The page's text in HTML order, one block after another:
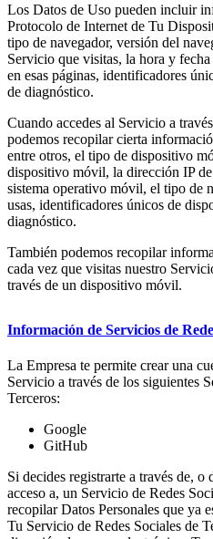
Los Datos de Uso pueden incluir
Protocolo de Internet de Tu
tipo de navegador, versión del
Servicio que visitas, la hora y
en esas páginas, identificadores
de diagnóstico.
Cuando accedes al Servicio a
podemos recopilar cierta
entre otros, el tipo de dispositivo
dispositivo móvil, la dirección IP
sistema operativo móvil, el tipo de
usas, identificadores únicos de
diagnóstico.
También podemos recopilar
cada vez que visitas nuestro
través de un dispositivo móvil.
Información de Servicios de
La Empresa te permite crear una
Servicio a través de los siguientes
Terceros:
Google
GitHub
Si decides registrarte a través de, o
acceso a, un Servicio de Redes
recopilar Datos Personales que ya
Tu Servicio de Redes Sociales de